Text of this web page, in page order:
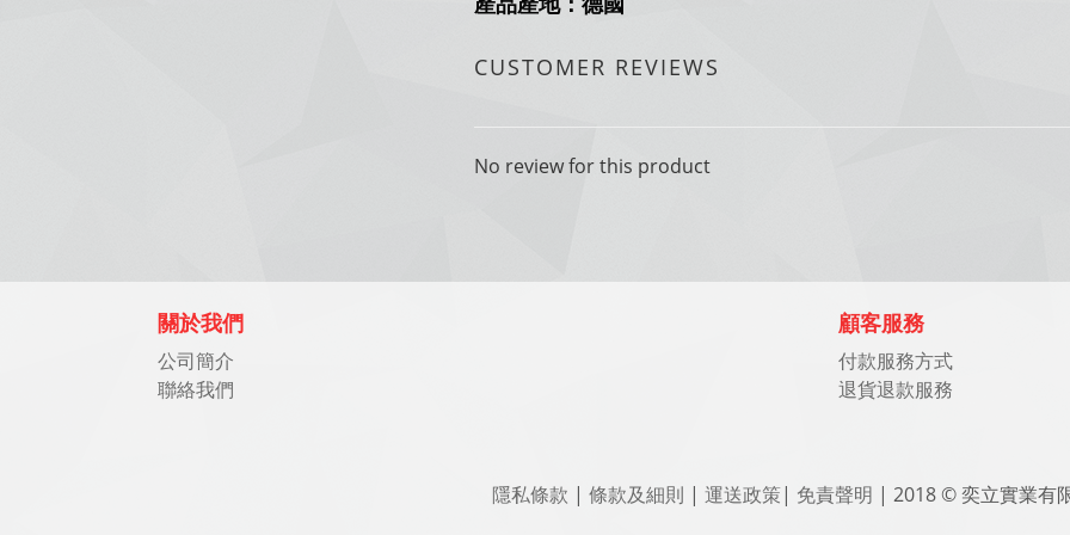
CUSTOMER REVIEWS
No review for this product
關於我們
公司簡介
聯絡我們
顧客服務
付款服務方式
退貨退款服務
隱私條款 | 條款及細則 | 運送政策| 免責聲明 | 2018 © 奕立實業有